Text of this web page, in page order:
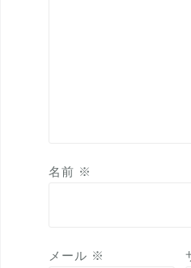
名前 ※
メール ※